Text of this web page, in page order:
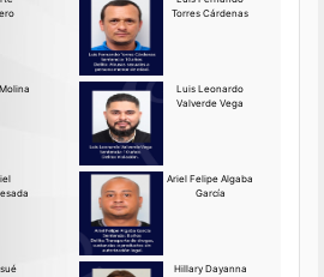
Persona requerida
La Delegación Regional de
Puntarenas del Organismo de
Investigación